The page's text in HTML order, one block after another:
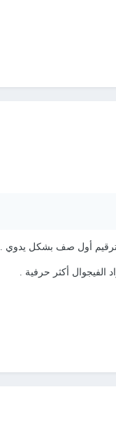
ترقيم أول صف بشكل يدوي .
الفيجوال أكثر حرفية .